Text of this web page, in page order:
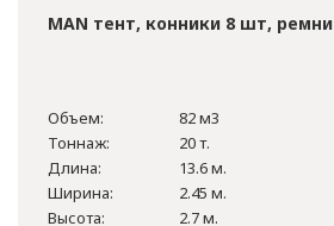
MAN тент, конники 8 шт, ремни
Объем:
82 м3
Тоннаж:
20 т.
Длина:
13.6 м.
Ширина:
2.45 м.
Высота:
2.7 м.